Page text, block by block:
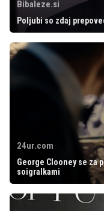
Bibaleze.si
Poljubi so zdaj
24ur.com
George Clooney se za
soigralkami